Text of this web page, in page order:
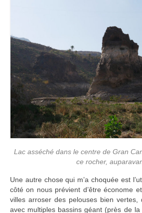
Lac asséché dans le centre de Gran
ce rocher,
Une autre chose qui m’a choquée est
côté on nous prévient d’être économe
villes arroser des pelouses bien vertes,
avec multiples bassins géant (près de